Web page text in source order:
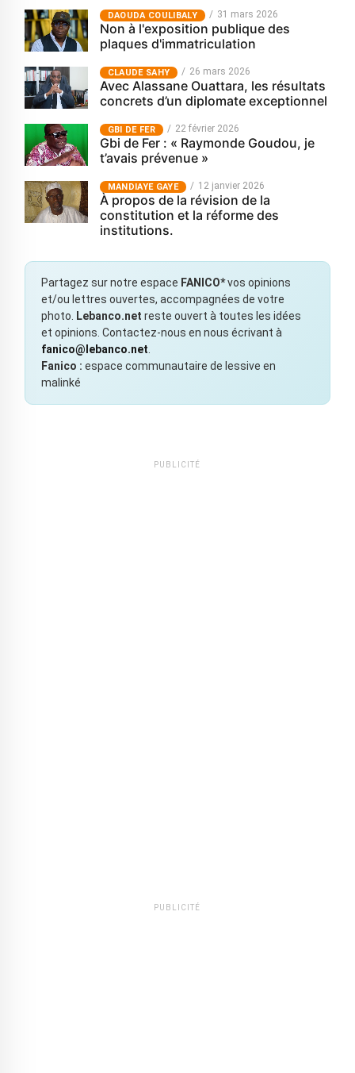
‎DAOUDA COULIBALY 31 mars 2026
Non à l'exposition publique des
plaques d'immatriculation
CLAUDE SAHY 26 mars 2026
Avec Alassane Ouattara, les résultats
concrets d’un diplomate exceptionnel
GBI DE FER 22 février 2026
Gbi de Fer : « Raymonde Goudou, je
t’avais prévenue »
MANDIAYE GAYE 12 janvier 2026
À propos de la révision de la
constitution et la réforme des
institutions.
Partagez sur notre espace FANICO*vos opinions
et/ou lettres ouvertes, accompagnées de votre
photo.
Lebanco.net reste ouvert à toutes les idées
et opinions. Contactez-nous en nous écrivant à
fanico@lebanco.net
Fanico : espace communautaire de lessive en
malinké
PUBLICITÉ
PUBLICITÉ